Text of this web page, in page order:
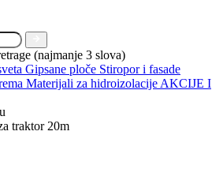
(najmanje 3 slova)
Gipsane ploče Stiropor i fasade
Materijali za hidroizolacije AKCIJE I
traktor 20m